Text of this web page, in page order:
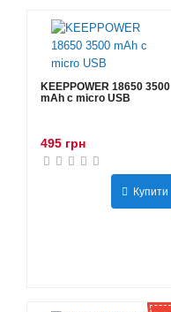
KEEPPOWER 18650 3500
mAh с micro USB
495 грн
Купити